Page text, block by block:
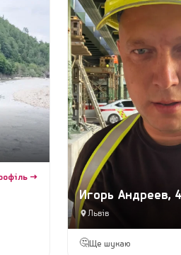
→
Игорь Андреев,
Львів
🤔 Ще шукаю